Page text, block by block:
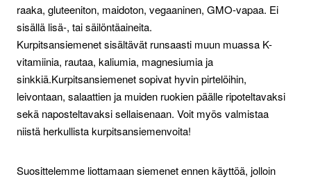
raaka, gluteeniton, maidoton, vegaaninen, GMO-vapaa. Ei
sisällä lisä-, tai säilöntäaineita.
Kurpitsansiemenet sisältävät runsaasti muun muassa K-
vitamiinia, rautaa, kaliumia, magnesiumia ja
sinkkiä.Kurpitsansiemenet sopivat hyvin pirtelöihin,
leivontaan, salaattien ja muiden ruokien päälle ripoteltavaksi
sekä naposteltavaksi sellaisenaan. Voit myös valmistaa
niistä herkullista kurpitsansiemenvoita!
Suosittelemme liottamaan siemenet ennen käyttöä, jolloin